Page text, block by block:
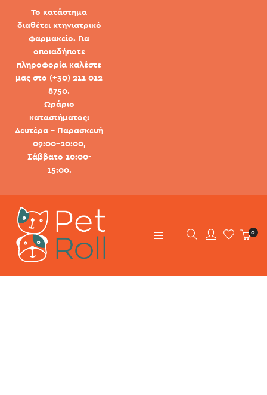
Το κατάστημα
διαθέτει κτηνιατρικό
φαρμακείο. Για
οποιαδήποτε
πληροφορία καλέστε
μας στο (+30) 211 012
8750.
Ωράριο
καταστήματος:
Δευτέρα - Παρασκευή
09:00-20:00,
Σάββατο 10:00-
15:00.
0